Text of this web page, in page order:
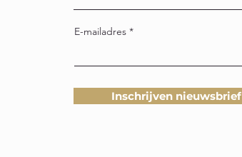
E-mailadres
Inschrijven nieuwsbrief